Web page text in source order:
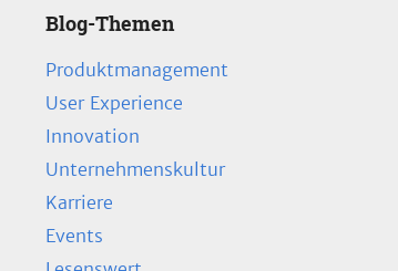
Blog-Themen
Produktmanagement
User Experience
Innovation
Unternehmenskultur
Karriere
Events